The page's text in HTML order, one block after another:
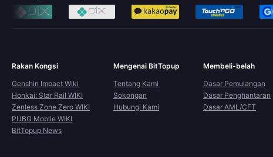
Rakan Kongsi
Genshin Impact Wiki
Honkai: Star Rail WIKI
Zenless Zone Zero WIKI
PUBG Mobile WIKI
BitTopup News
Mengenai BitTopup
Tentang Kami
Sokongan
Hubungi Kami
Membeli-belah
Dasar Pemulangan
Dasar Penghantaran
Dasar AML/CFT